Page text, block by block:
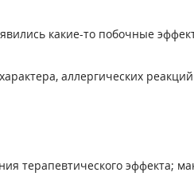
какие-то побочные
аллергических
терапевтического эффекта;